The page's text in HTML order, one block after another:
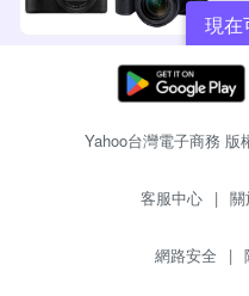
現在
Yahoo台灣電子商務
客服中心 | 關
網路安全 |